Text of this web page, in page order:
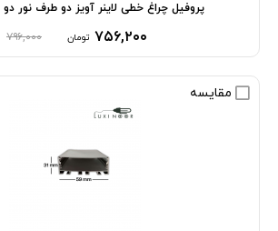
پروفیل چراغ خطی لاینر آویز دو طرف نور دو
۷۵۶,۲۰۰ تومان ۷۹۶,۰۰۰
مقایسه